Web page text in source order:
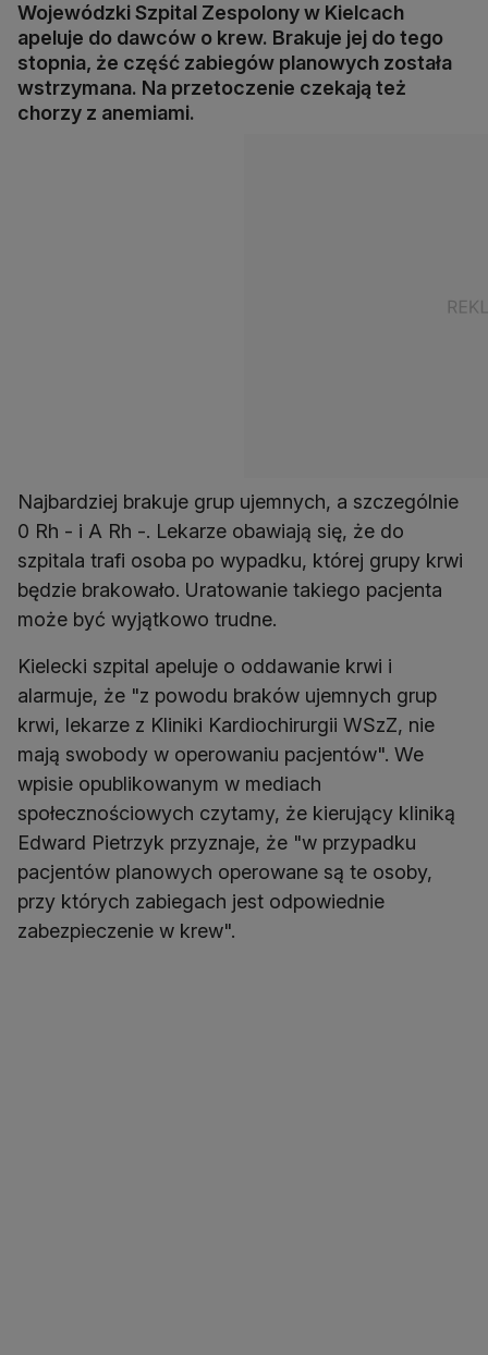
Wojewódzki Szpital Zespolony w Kielcach
apeluje do dawców o krew. Brakuje jej do tego
stopnia, że część zabiegów planowych została
wstrzymana. Na przetoczenie czekają też
chorzy z anemiami.
Najbardziej brakuje grup ujemnych, a szczególnie
0 Rh - i A Rh -. Lekarze obawiają się, że do
szpitala trafi osoba po wypadku, której grupy krwi
będzie brakowało. Uratowanie takiego pacjenta
może być wyjątkowo trudne.
Kielecki szpital apeluje o oddawanie krwi i
alarmuje, że "z powodu braków ujemnych grup
krwi, lekarze z Kliniki Kardiochirurgii WSzZ, nie
mają swobody w operowaniu pacjentów". We
wpisie opublikowanym w mediach
społecznościowych czytamy, że kierujący kliniką
Edward Pietrzyk przyznaje, że "w przypadku
pacjentów planowych operowane są te osoby,
przy których zabiegach jest odpowiednie
zabezpieczenie w krew".